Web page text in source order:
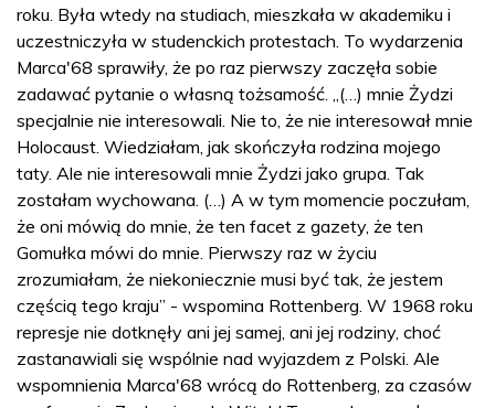
roku. Była wtedy na studiach, mieszkała w akademiku i
uczestniczyła w studenckich protestach. To wydarzenia
Marca'68 sprawiły, że po raz pierwszy zaczęła sobie
zadawać pytanie o własną tożsamość. „(…) mnie Żydzi
specjalnie nie interesowali. Nie to, że nie interesował mnie
Holocaust. Wiedziałam, jak skończyła rodzina mojego
taty. Ale nie interesowali mnie Żydzi jako grupa. Tak
zostałam wychowana. (…) A w tym momencie poczułam,
że oni mówią do mnie, że ten facet z gazety, że ten
Gomułka mówi do mnie. Pierwszy raz w życiu
zrozumiałam, że niekoniecznie musi być tak, że jestem
częścią tego kraju” - wspomina Rottenberg. W 1968 roku
represje nie dotknęły ani jej samej, ani jej rodziny, choć
zastanawiali się wspólnie nad wyjazdem z Polski. Ale
wspomnienia Marca'68 wrócą do Rottenberg, za czasów